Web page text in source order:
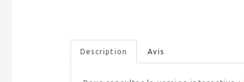
Description Avis